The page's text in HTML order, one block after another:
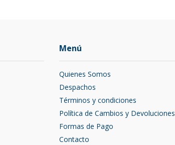
Menú
Quienes Somos
Despachos
Términos y condiciones
Política de Cambios y Devoluciones
Formas de Pago
Contacto